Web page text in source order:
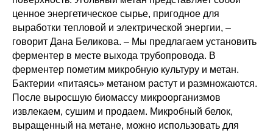
ценное энергетическое сырье, пригодное для
выработки тепловой и электрической энергии, –
говорит Дана Беликова. – Мы предлагаем установить
ферментер в месте выхода трубопровода. В
ферментер пометим микробную культуру и метан.
Бактерии «питаясь» метаном растут и размножаются.
После выросшую биомассу микроорганизмов
извлекаем, сушим и продаем. Микробный белок,
выращенный на метане, можно использовать для